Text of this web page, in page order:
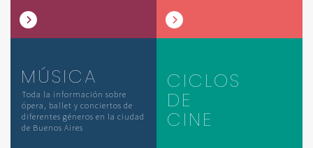
MÚSICA
Toda la información sobre
ópera, ballet y conciertos de
diferentes géneros en la ciudad
de Buenos Aires
CICLOS
DE
CINE